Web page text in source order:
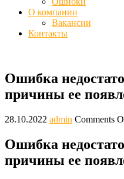
О компании
Вакансии
Контакты
Ошибка
причины ее
28.10.2022 admin Comments
Ошибка
причины ее